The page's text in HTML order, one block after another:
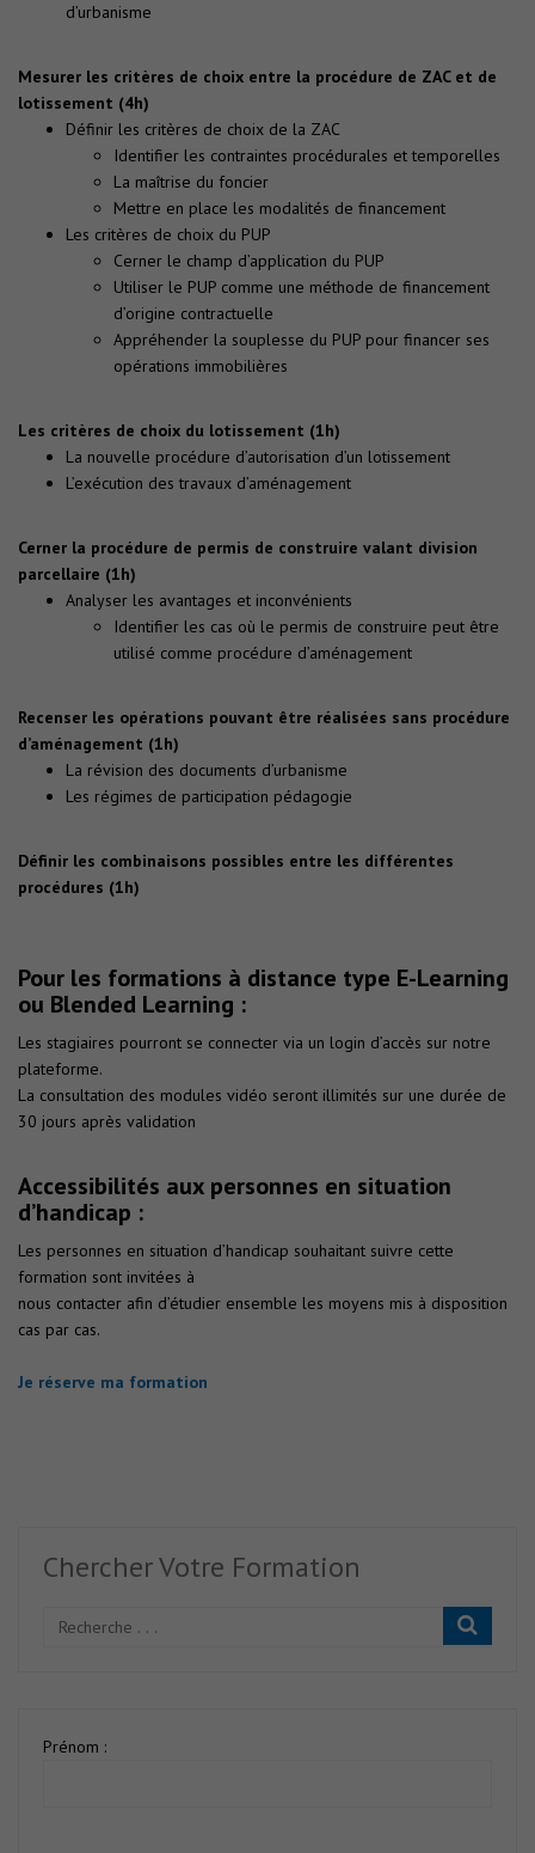
d’urbanisme
Mesurer les critères de choix entre la procédure de ZAC et de
lotissement (4h)
Définir les critères de choix de la ZAC
Identifier les contraintes procédurales et temporelles
La maîtrise du foncier
Mettre en place les modalités de financement
Les critères de choix du PUP
Cerner le champ d’application du PUP
Utiliser le PUP comme une méthode de financement
d’origine contractuelle
Appréhender la souplesse du PUP pour financer ses
opérations immobilières
Les critères de choix du lotissement (1h)
La nouvelle procédure d’autorisation d’un lotissement
L’exécution des travaux d’aménagement
Cerner la procédure de permis de construire valant division
parcellaire (1h)
Analyser les avantages et inconvénients
Identifier les cas où le permis de construire peut être
utilisé comme procédure d’aménagement
Recenser les opérations pouvant être réalisées sans procédure
d’aménagement (1h)
La révision des documents d’urbanisme
Les régimes de participation pédagogie
Définir les combinaisons possibles entre les différentes
procédures (1h)
Pour les formations à distance type E-Learning
ou Blended Learning :
Les stagiaires pourront se connecter via un login d’accès sur notre
plateforme.
La consultation des modules vidéo seront illimités sur une durée de
30 jours après validation
Accessibilités aux personnes en situation
d’handicap :
Les personnes en situation d’handicap souhaitant suivre cette
formation sont invitées à
nous contacter afin d’étudier ensemble les moyens mis à disposition
cas par cas.
Je réserve ma formation
Chercher Votre Formation
Prénom :